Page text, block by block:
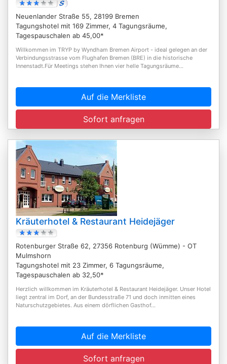
Neuenlander Straße 55, 28199 Bremen
Tagungshotel mit 169 Zimmer, 4 Tagungsräume,
Tagespauschalen ab 45,00*
Willkommen im TRYP by Wyndham Bremen Airport - ideal gelegen an der
Verbindungsstrasse vom Flughafen Bremen (BRE) in die historische
Innenstadt.Für Meetings stehen Ihnen vier helle Tagungsräume...
Auf die Merkliste
Sofort anfragen
Kräuterhotel & Restaurant Heidejäger
Rotenburger Straße 62, 27356 Rotenburg (Wümme) - OT
Mulmshorn
Tagungshotel mit 23 Zimmer, 6 Tagungsräume,
Tagespauschalen ab 32,50*
Herzlich willkommen im Kräuterhotel & Restaurant Heidejäger. Unser Hotel
liegt zentral im Dorf, an der Bundesstraße 71 und doch inmitten eines
Naturschutzgebietes. Aus einem dörflichen Gasthof...
Auf die Merkliste
Sofort anfragen